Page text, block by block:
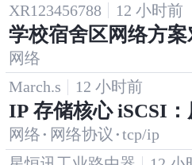
XR123456788
12 小时前
学校宿舍区网络方
发下的认证、管理与
网络
March.s
12 小时前
IP 存储核心 iSCSI
错实战指南
网络· 网络协议 ·tcp/ip